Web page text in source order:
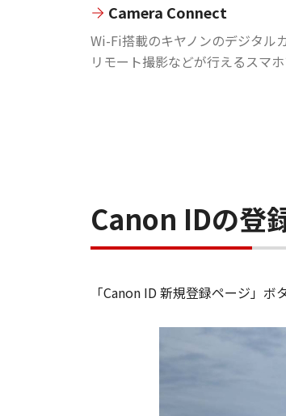
Camera Connect
Wi-Fi搭載のキヤノンのデジタル
リモート撮影などが行えるスマホ
Canon IDの登
「Canon ID 新規登録ページ」ボ